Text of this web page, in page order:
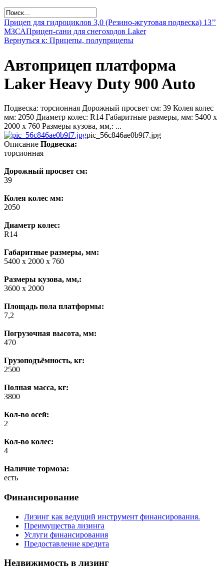
Прицеп для гидроциклов 3,0 (Резино-жгутовая подвеска) 13’’
МЗСАПрицеп-сани для снегоходов Laker
Вернуться к: Прицепы, полуприцепы
Автоприцеп платформа
Laker Heavy Duty 900 Auto
Подвеска: торсионная Дорожный просвет см: 39 Колея колес
мм: 2050 Диаметр колес: R14 Габаритные размеры, мм: 5400 х
2000 х 760 Размеры кузова, мм,: ...
pic_56c846ae0b9f7.jpg
Описание Подвеска:
торсионная
Дорожный просвет см:
39
Колея колес мм:
2050
Диаметр колес:
R14
Габаритные размеры, мм:
5400 х 2000 х 760
Размеры кузова, мм,:
3600 х 2000
Площадь пола платформы:
7,2
Погрузочная высота, мм:
470
Грузоподъёмность, кг:
2500
Полная масса, кг:
3800
Кол-во осей:
2
Кол-во колес:
4
Наличие тормоза:
есть
Финансирование
Лизинг как ведущий инструмент финансирования.
Преимущества лизинга
Услуги финансирования
Предоставление кредита
Недвижимость в лизинг